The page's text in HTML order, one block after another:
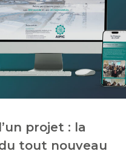
projet : la
tout nouveau